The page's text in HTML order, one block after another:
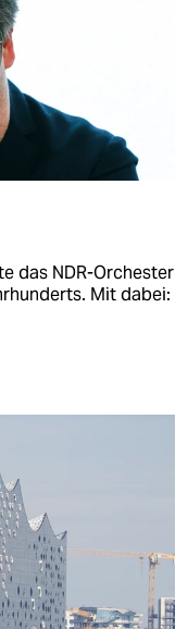
das NDR-Orchester
Mit dabei: